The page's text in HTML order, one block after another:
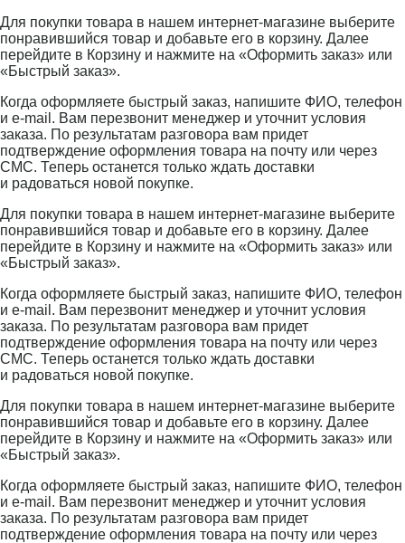
Для покупки товара в нашем интернет-магазине выберите
понравившийся товар и добавьте его в корзину. Далее
перейдите в Корзину и нажмите на «Оформить заказ» или
«Быстрый заказ».
Когда оформляете быстрый заказ, напишите ФИО, телефон
и e-mail. Вам перезвонит менеджер и уточнит условия
заказа. По результатам разговора вам придет
подтверждение оформления товара на почту или через
СМС. Теперь останется только ждать доставки
и радоваться новой покупке.
Для покупки товара в нашем интернет-магазине выберите
понравившийся товар и добавьте его в корзину. Далее
перейдите в Корзину и нажмите на «Оформить заказ» или
«Быстрый заказ».
Когда оформляете быстрый заказ, напишите ФИО, телефон
и e-mail. Вам перезвонит менеджер и уточнит условия
заказа. По результатам разговора вам придет
подтверждение оформления товара на почту или через
СМС. Теперь останется только ждать доставки
и радоваться новой покупке.
Для покупки товара в нашем интернет-магазине выберите
понравившийся товар и добавьте его в корзину. Далее
перейдите в Корзину и нажмите на «Оформить заказ» или
«Быстрый заказ».
Когда оформляете быстрый заказ, напишите ФИО, телефон
и e-mail. Вам перезвонит менеджер и уточнит условия
заказа. По результатам разговора вам придет
подтверждение оформления товара на почту или через